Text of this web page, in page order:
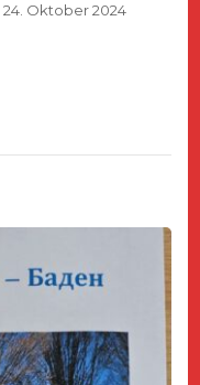
24. Oktober 2024